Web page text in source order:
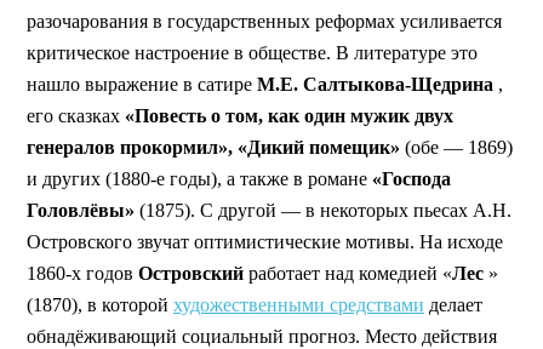
разочарования в государственных реформах усиливается
критическое настроение в обществе. В литературе это
нашло выражение в сатире М.Е. Салтыкова-Щедрина ,
его сказках «Повесть о том, как один мужик двух
генералов прокормил», «Дикий помещик» (обе — 1869)
и других (1880-е годы), а также в романе «Господа
Головлёвы» (1875). С другой — в некоторых пьесах А.Н.
Островского звучат оптимистические мотивы. На исходе
1860-х годов Островский работает над комедией «Лес »
(1870), в которой художественными средствами делает
обнадёживающий социальный прогноз. Место действия